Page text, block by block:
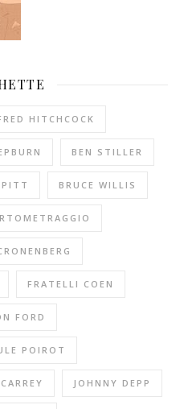
HITCHCOCK
BEN STILLER
PITT BRUCE WILLIS
FRATELLI COEN
FORD
POIROT
JOHNNY DEPP